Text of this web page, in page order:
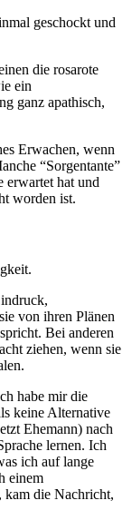
geschockt und
die rosarote
ein
ganz apathisch,
Erwachen, wenn
“Sorgentante”
erwartet hat und
worden ist.
von ihren Plänen
Bei anderen
ziehen, wenn sie
habe mir die
keine Alternative
Ehemann) nach
lernen. Ich
ich auf lange
einem
kam die Nachricht,